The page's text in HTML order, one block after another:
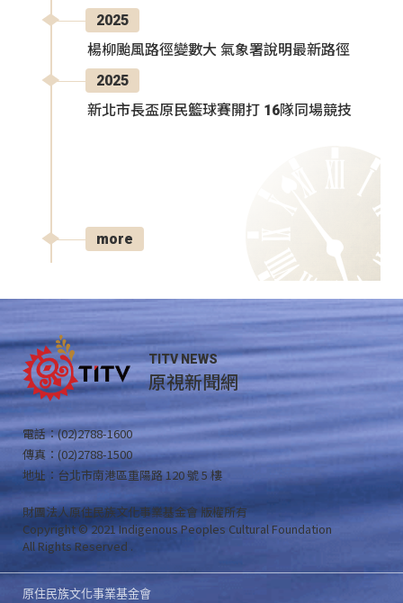
2025
楊柳颱風路徑變數大 氣象署說明最新路徑
2025
新北市長盃原民籃球賽開打 16隊同場競技
more
TITV NEWS
原視新聞網
電話：(02)2788-1600
傳真：(02)2788-1500
地址：台北市南港區重陽路 120 號 5 樓
財團法人原住民族文化事業基金會 版權所有
Copyright © 2021 Indigenous Peoples Cultural Foundation
All Rights Reserved .
原住民族文化事業基金會